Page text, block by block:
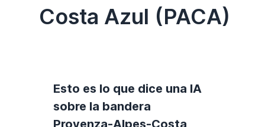
Costa Azul (PACA)
Esto es lo que dice una IA
sobre la bandera
Provenza-Alpes-Costa